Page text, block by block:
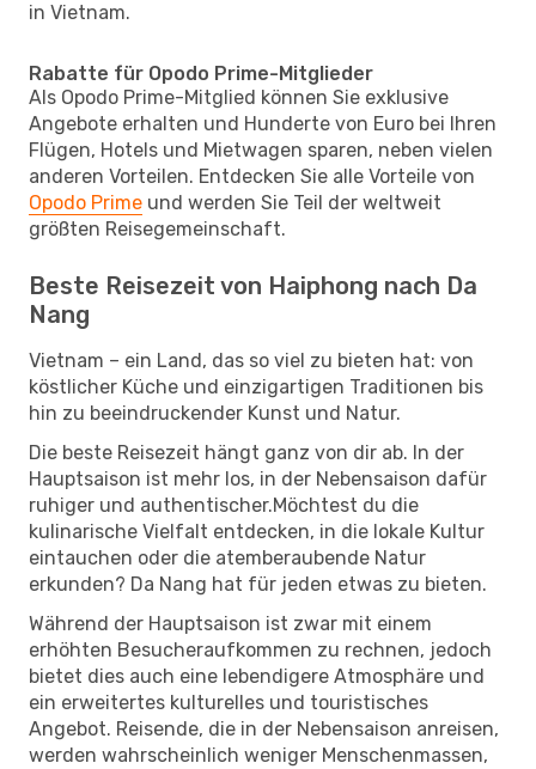
in Vietnam.
Rabatte für Opodo Prime-Mitglieder
Als Opodo Prime-Mitglied können Sie exklusive
Angebote erhalten und Hunderte von Euro bei Ihren
Flügen, Hotels und Mietwagen sparen, neben vielen
anderen Vorteilen. Entdecken Sie alle Vorteile von
Opodo Prime und werden Sie Teil der weltweit
größten Reisegemeinschaft.
Beste Reisezeit von Haiphong nach Da
Nang
Vietnam – ein Land, das so viel zu bieten hat: von
köstlicher Küche und einzigartigen Traditionen bis
hin zu beeindruckender Kunst und Natur.
Die beste Reisezeit hängt ganz von dir ab. In der
Hauptsaison ist mehr los, in der Nebensaison dafür
ruhiger und authentischer.Möchtest du die
kulinarische Vielfalt entdecken, in die lokale Kultur
eintauchen oder die atemberaubende Natur
erkunden? Da Nang hat für jeden etwas zu bieten.
Während der Hauptsaison ist zwar mit einem
erhöhten Besucheraufkommen zu rechnen, jedoch
bietet dies auch eine lebendigere Atmosphäre und
ein erweitertes kulturelles und touristisches
Angebot. Reisende, die in der Nebensaison anreisen,
werden wahrscheinlich weniger Menschenmassen,